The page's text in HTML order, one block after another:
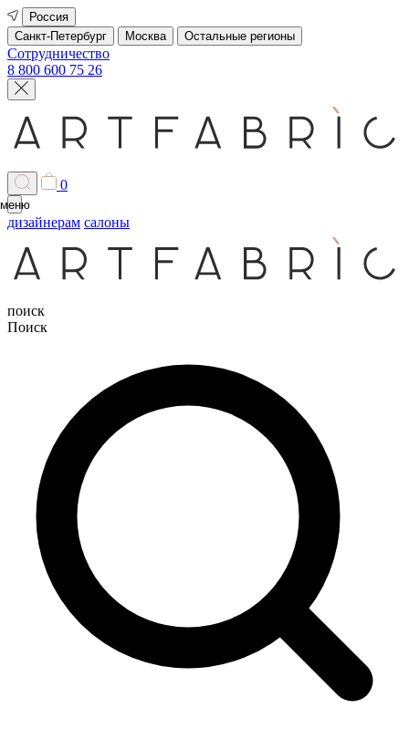
Россия
Санкт-Петербург
Москва Остальные регионы
Сотрудничество
8 800 600 75 26
0
меню
дизайнерам салоны
поиск
Поиск